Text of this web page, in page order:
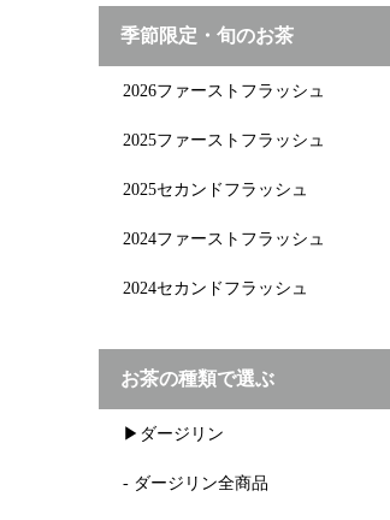
季節限定・旬のお茶
2026ファーストフラッシュ
2025ファーストフラッシュ
2025セカンドフラッシュ
2024ファーストフラッシュ
2024セカンドフラッシュ
お茶の種類で選ぶ
▶ダージリン
- ダージリン全商品